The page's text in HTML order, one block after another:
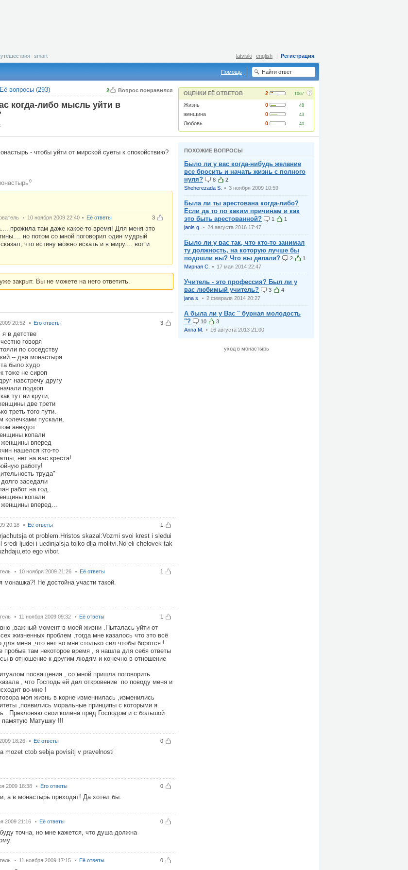
smart Регистрация
latviski english
Помощь
2 Вопрос понравился
Её вопросы (293)
когда-либо мысль уйти в
ОЦЕНКИ ЕЁ ОТВЕТОВ 2 1067 ?
Жизнь 0 48
женщина 0 43
Любовь 0 40
- чтобы уйти от мирской суеты к спокойствию?
0
3
10 ноября 2009 22:40 Её ответы
прожила там даже какое-то время! Для меня это
но потом со мной поговорил один мудрый
что истину можно искать и в миру.... вот и
закрыт. Вы не можете на него ответить.
3
20:52 Его ответы
в детстве
говоря
по соседству
-- два монастыря
было худо
тоже не сироп
навстречу другу
подкоп
тут ни крути,
две трети
треть того пути.
колечками пускали,
анекдот
копали
женщины вперед
нашелся кто-то
нет на вас креста!
работу!
труда"
заседали
работ на год.
копали
женщины вперед...
1
20:18 Её ответы
ot problem.Hristos skazal:Vozmi svoi krest i sledui
sredi ljudei i uedinjalsja tolko dlja molitvi.No eli chelovek tak
ego vibor.
1
10 ноября 2009 21:26 Её ответы
монашка?! Не достойна участи такой.
1
11 ноября 2009 09:32 Её ответы
,важный момент в моей жизни .Пыталась уйти от
жизненных проблем ,тогда мне казалось что это всё
меня ,что нет во мне столько сил чтобы боротся !
пробыв там некоторое время , я нашла для себя ответы
в отношение к другим людям и конечно в отношение
посвящения , со мной пришла поговорить
, что Господь ей дал откровение по поводу меня и
во-мне !
моя жизнь в корне изменнилась ,изменились
,появились моральные принципы с которыми я
. Преклоняю свои колена пред Господом и с большой
памятую Матушку !!!
0
18:26 Её ответы
mozet ctob sebja povisitj v pravelnosti
0
2009 18:38 Его ответы
а в монастырь приходят! Да хотел бы.
0
2009 21:16 Её ответы
точна, но мне кажется, что душа должна
0
11 ноября 2009 17:15 Её ответы
ПОХОЖИЕ ВОПРОСЫ
Было ли у вас когда-нибудь желание
все бросить и начать жизнь с полного
нуля?
8
2
Sheherezada S.
3 ноября 2009 10:59
Была ли ты арестована когда-либо?
Если да то по каким причинам и как
это быть арестованной?
1
1
janis g.
24 августа 2016 17:47
Было ли у вас так, что кто-то занимал
ту должность, на которую лучше бы
подошли вы? Что вы делали?
2
1
Мирная С.
17 мая 2014 22:47
Учитель - это профессия? Был ли у
вас любимый учитель?
3
4
jana s.
2 февраля 2014 20:27
А была ли у Вас " бурная молодость
"?
10
3
Anna M.
16 августа 2013 21:00
уход в монастырь